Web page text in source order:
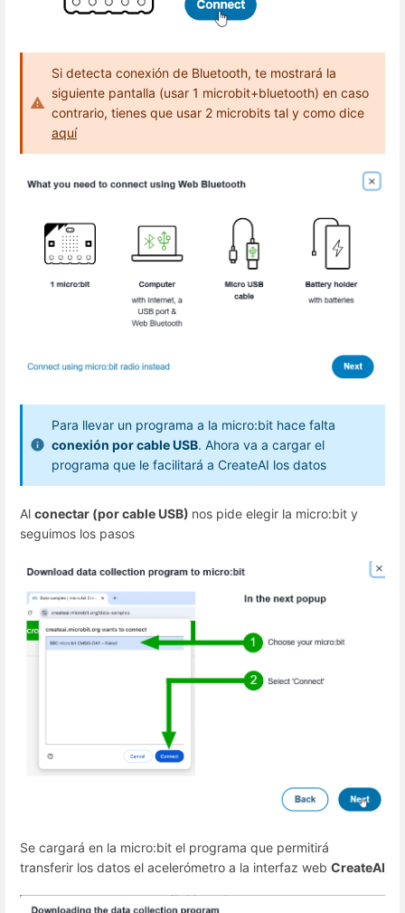
Si detecta conexión de Bluetooth, te mostrará la
siguiente pantalla (usar 1 microbit+bluetooth) en caso
contrario, tienes que usar 2 microbits tal y como dice
aquí
Para llevar un programa a la micro:bit hace falta
conexión por cable USB. Ahora va a cargar el
programa que le facilitará a CreateAI los datos
Al conectar (por cable USB) nos pide elegir la micro:bit y
seguimos los pasos
Se cargará en la micro:bit el programa que permitirá
transferir los datos el acelerómetro a la interfaz web CreateAI